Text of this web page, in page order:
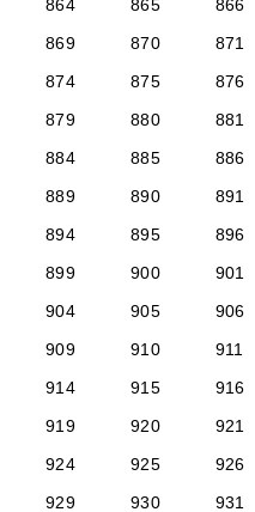
864
865 866
869
870 871
874
875 876
879
880 881
884
885 886
889
890 891
894
895 896
899
900 901
904
905 906
909
910 911
914
915 916
919
920 921
924
925 926
929
930 931